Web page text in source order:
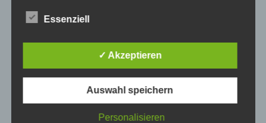
Adresse oder Telefonnummer einer betroffenen
Person, erfolgt stets im Einklang mit der
Übereinstimmung mit den für uns geltenden
landesspezifischen Datenschutzbestimmungen.
Mittels dieser Datenschutzerklärung möchte unser
und Zweck der von uns erhobenen, genutzten und
verarbeiteten personenbezogenen Daten
informieren. Ferner werden betroffene Personen
Essenziell
✓ Akzeptieren
Auswahl speichern
Personalisieren